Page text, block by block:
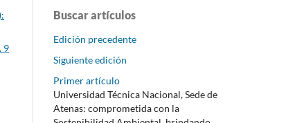
9
Buscar artículos
Edición precedente
Siguiente edición
Primer artículo
Universidad Técnica Nacional, Sede de
Atenas: comprometida con la